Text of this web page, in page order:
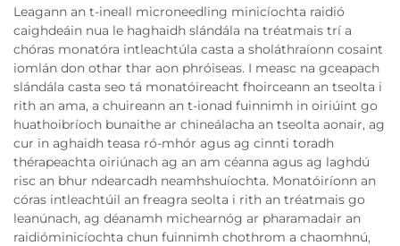
Leagann an t-ineall microneedling minicíochta raidió
caighdeáin nua le haghaidh slándála na tréatmais trí a
chóras monatóra intleachtúla casta a sholáthraíonn cosaint
iomlán don othar thar aon phróiseas. I measc na gceapach
slándála casta seo tá monatóireacht fhoirceann an tseolta i
rith an ama, a chuireann an t-ionad fuinnimh in oiriúint go
huathoibríoch bunaithe ar chineálacha an tseolta aonair, ag
cur in aghaidh teasa ró-mhór agus ag cinnti toradh
thérapeachta oiriúnach ag an am céanna agus ag laghdú
risc an bhur ndearcadh neamhshuíochta. Monatóiríonn an
córas intleachtúil an freagra seolta i rith an tréatmais go
leanúnach, ag déanamh michearnóg ar pharamadair an
raidióminicíochta chun fuinnimh chothrom a chaomhnú,